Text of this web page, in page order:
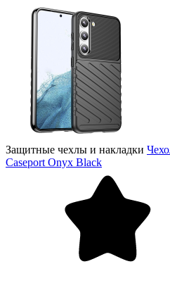
Защитные чехлы и накладки
Caseport Onyx Black